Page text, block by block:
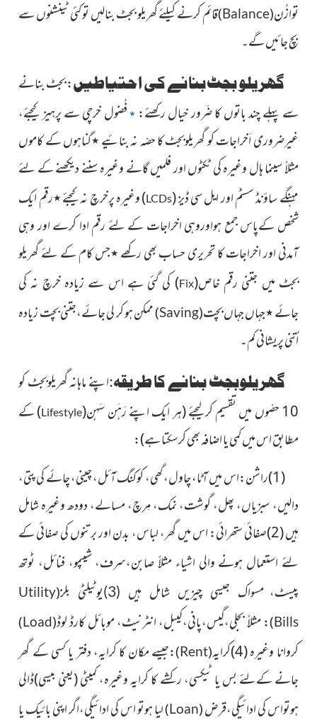
توازُن(
Balance
)قائم کرنے کیلئے گھریلو بجٹ بنالیں تو کئی ٹینشنوں سے
بچ جائیں گے۔
گھریلو بجٹ بنانے کی احتیاطیں: بجٹ بنانے
سے پہلے چند باتوں کا ضَرور خیال رکھئے: ٭فُضول خرچی سے پرہیز کیجئے،
غیرضروری اَخراجات کو گھریلوبجٹ کا حصّہ نہ بنائیے٭گناہوں کے کاموں
مثلاً سینما ہال وغیرہ کی ٹکٹوں اور فلمیں گانے وغیرہ سننے دیکھنے کے لئے
مہنگے ساؤنڈ سسٹم اور ایل سی ڈیز(
LCDs
)وغیرہ پرخرچ نہ کیجئے٭رقم ایک
شخص کےپاس جمع ہواوروہی اخراجات کے لئے رقم ادا کرے اور وہی
آمدنی اور اخراجات کا تحریری حساب بھی رکھے٭جس کام کے لئے گھریلو
بجٹ میں جتنی رقم خاص(
Fix
)کی گئی ہے اس سے زیادہ خرچ نہ کی
جائے٭جہاں جہاں بچت(
Saving
)ممکن ہو کر لی جائے،جتنی بچت زیادہ
اُتنی پریشانی کم۔
گھریلوبجٹ بنانے کا طریقہ:اپنے ماہانہ گھریلوبجٹ کو
10 حصّوں میں تقسیم کرلیجئے
(ہر ایک اپنے رَہَن سَہن(
Lifestyle
)کے
مطابق اس میں کمی یا اضافہ بھی کرسکتا ہے):
(1)راشن:اس میں آٹا، چاول، گھی، کوکنگ آئل، چینی، چائے کی پتی،
دالیں، سبزیاں، پھل، گوشت، نمک، مِرچ، مسالے، دودھ وغیرہ شامل
ہیں (2)صفائی ستھرائی: اس میں گھر، لباس، بدن اور برتنوں کی صفائی کے
لئے استعمال ہونے والی اشیاء مثلاً صابن،سرف، شیپمو، فنائل، ٹوتھ
پیسٹ، مسواک جیسی چیزیں شامل ہیں (3)یوٹیلٹی بلز (
Utility
Bills
)
:مثلاً بجلی،گیس،پانی،کیبل، انٹرنیٹ، موبائل کارڈ لوڈ(
Load
)
کروانا وغیرہ (4)کرایہ (
Rent
):جیسے مکان کا کرایہ، دفتر یا کسیکے گھر
جانے کےلئے بس یا ٹیکسی، رکشے کا کرایہ وغیرہ، کمیٹی(یعنی بیسی)ڈالی
ہوتواس کی ادائیگی،قرض(
Loan
)لیا ہوتو اس کی ادائیگی،اگر اپنی بائیک یا